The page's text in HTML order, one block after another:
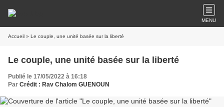
MENU
Accueil » Le couple, une unité basée sur la liberté
Le couple, une unité basée sur la liberté
Publié le 17/05/2022 à 16:18
Par Crédit : Rav Chalom GUENOUN